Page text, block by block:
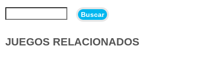
Buscar
JUEGOS RELACIONADOS